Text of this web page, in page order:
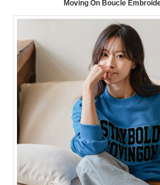
Moving On Boucle